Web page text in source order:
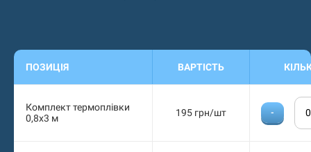
ПОЗИЦІЯ ВАРТІСТЬ
Комплект термоплівки
0,8х3 м
195 грн/шт -